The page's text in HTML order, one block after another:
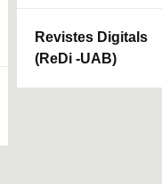
Revistes Digitals
(ReDi -UAB)